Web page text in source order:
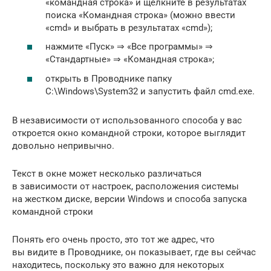
поиска «Командная строка» (можно ввести
«cmd» и выбрать в результатах «cmd»);
нажмите «Пуск» ⇒ «Все программы» ⇒
«Стандартные» ⇒ «Командная строка»;
открыть в Проводнике папку
C:\Windows\System32 и запустить файл cmd.exe.
В независимости от использованного способа у вас
откроется окно командной строки, которое выглядит
довольно непривычно.
Текст в окне может несколько различаться
в зависимости от настроек, расположения системы
на жестком диске, версии Windows и способа запуска
командной строки
Понять его очень просто, это тот же адрес, что
вы видите в Проводнике, он показывает, где вы сейчас
находитесь, поскольку это важно для некоторых